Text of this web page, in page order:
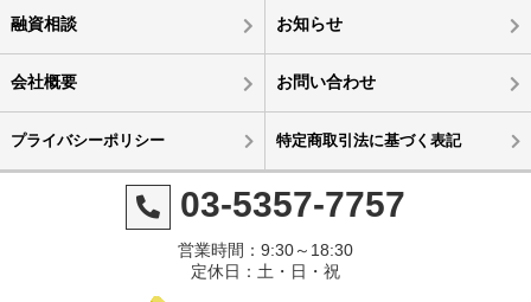
融資相談 お知らせ
会社概要 お問い合わせ
プライバシーポリシー 特定商取引法に基づく表記
03-5357-7757
営業時間：9:30～18:30
定休日：土・日・祝